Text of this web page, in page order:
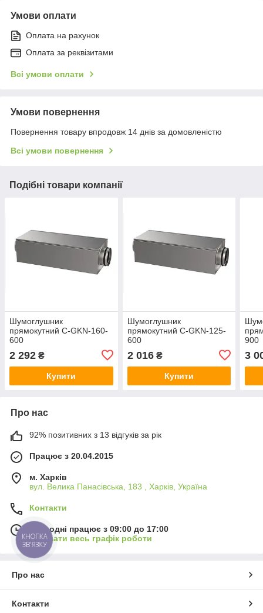
Умови оплати
Оплата на рахунок
Оплата за реквізитами
Всі умови оплати
Умови повернення
Повернення товару впродовж 14 днів за домовленістю
Всі умови повернення
Подібні товари компанії
Шумоглушник
прямокутний C-GKN-160-
600
2 292 ₴
Купити
Шумоглушник
прямокутний C-GKN-125-
600
2 016₴
Купити
900
3
Про нас
92% позитивних з 13 відгуків за рік
Працює з 20.04.2015
м. Харків
вул. Велика Панасівська, 183 , Харків, Україна
Контакти
Сьогодні працює з 09:00 до 17:00
Показати весь графік роботи
Про нас
Контакти
КНОПКА
ЗВ'ЯЗКУ